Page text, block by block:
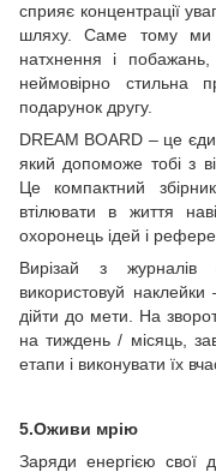
сприяє концентрації
шляху. Саме тому ми
натхнення і
неймовірно стильна
подарунок другу.
DREAM BOARD – це
який допоможе тобі з
Це компактний
втілювати в життя
охоронець ідей і
Вирізай з журналів
використовуй
дійти до мети. На
на тиждень / місяць,
етапи і виконувати їх
5.Оживи мрію
Заряди енергією